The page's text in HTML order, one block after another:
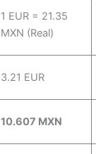
1 EUR = 21.35
MXN (Real)
3.21 EUR
10.607 MXN